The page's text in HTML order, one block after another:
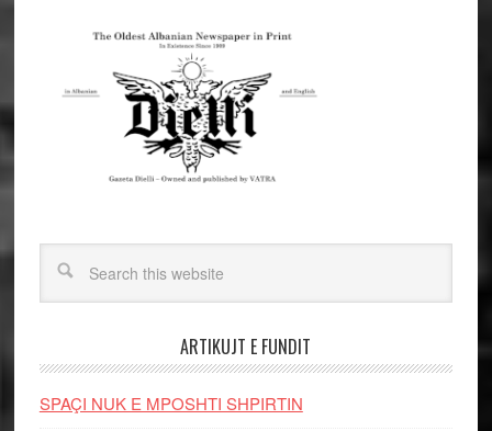
ARTIKUJT E FUNDIT
SPAÇI NUK E MPOSHTI SHPIRTIN